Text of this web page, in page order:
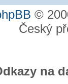
©
Český
na